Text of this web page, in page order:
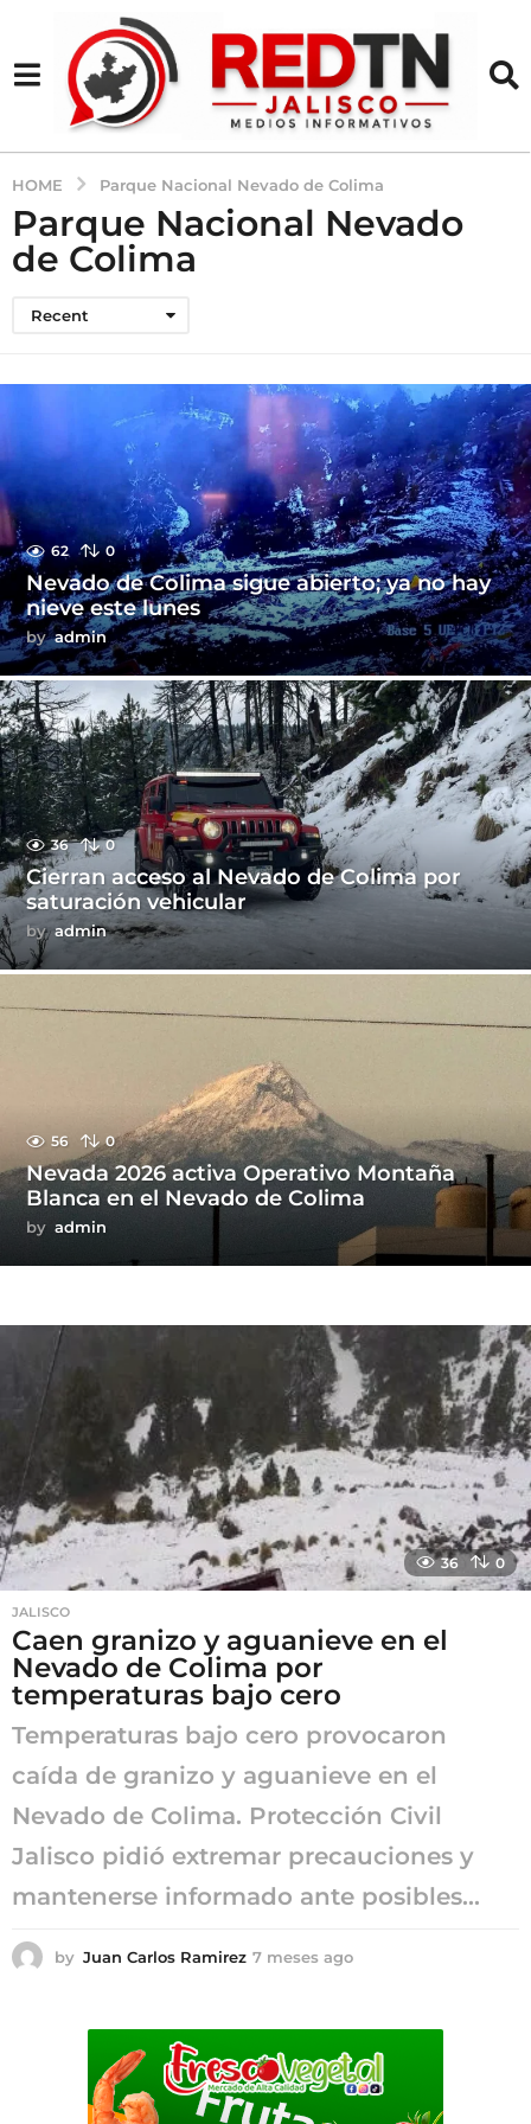
HOME Parque Nacional Nevado de Colima
Parque Nacional Nevado
de Colima
Recent
62 0
Nevado de Colima sigue abierto; ya no hay
nieve este lunes
by admin
36 0
Cierran acceso al Nevado de Colima por
saturación vehicular
by admin
56 0
Nevada 2026 activa Operativo Montaña
Blanca en el Nevado de Colima
by admin
36 0
JALISCO
Caen granizo y aguanieve en el
Nevado de Colima por
temperaturas bajo cero
Temperaturas bajo cero provocaron
caída de granizo y aguanieve en el
Nevado de Colima. Protección Civil
Jalisco pidió extremar precauciones y
mantenerse informado ante posibles...
by Juan Carlos Ramirez 7 meses ago
s
a